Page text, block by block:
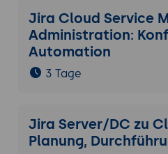
Jira Cloud Service
Administration:
Automation
3 Tage
Jira Server/DC zu
Planung,